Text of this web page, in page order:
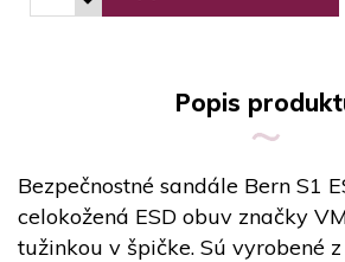
Popis
Bezpečnostné sandále Bern S1
celokožená ESD obuv značky
tužinkou v špičke. Sú vyrobené z